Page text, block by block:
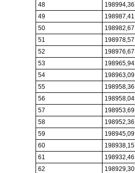
48
198994,36
49
198987,41
50
198982,67
51
198978,57
52
198976,67
53
198965,94
54
198963,09
55
198958,36
56
198958,04
57
198953,69
58
198952,36
59
198945,09
60
198938,15
61
198932,46
62
198929,30